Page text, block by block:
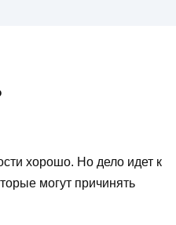
хорошо. Но дело идет к
могут причинять